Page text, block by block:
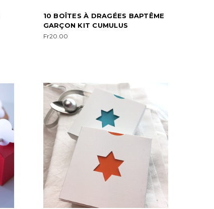
10 BOÎTES À DRAGÉES BAPTÊME
GARÇON KIT CUMULUS
Fr20.00